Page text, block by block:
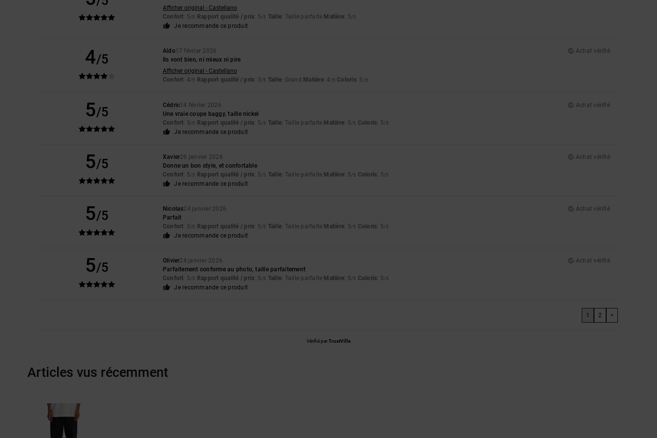
Afficher original - Castellano
Confort: 5/5 Rapport qualité / prix: 5/5 Taille: Taille parfaite Matière: 5/5
Je recommande ce produit
4/5
Aldo17 février 2026
Achat vérifié
Ils vont bien, ni mieux ni pire
Afficher original - Castellano
Confort: 4/5 Rapport qualité / prix: 3/5 Taille: Grand Matière: 4 /5 Coloris: 5 /5
5/5 Cédric14 février 2026
Achat vérifié
Une vraie coupe baggy, taille nickel
Confort: 5/5 Rapport qualité / prix: 5/5 Taille: Taille parfaite Matière: 5/5 Coloris: 5/5
Je recommande ce produit
5/5 Xavier26 janvier 2026
Achat vérifié
Donne un bon style, et confortable
Confort: 5/5 Rapport qualité / prix: 5/5 Taille: Taille parfaite Matière: 5/5 Coloris: 5/5
Je recommande ce produit
5/5 Nicolas24 janvier 2026
Achat vérifié
Parfait
Confort: 5/5 Rapport qualité / prix: 5/5 Taille: Taille parfaite Matière: 5/5 Coloris: 5/5
Je recommande ce produit
5/5 Olivier24 janvier 2026
Achat vérifié
Parfaitement conforme au photo, taille parfaitement
Confort: 5/5 Rapport qualité / prix: 5/5 Taille: Taille parfaite Matière: 5/5 Coloris: 5/5
Je recommande ce produit
1 2 >
Vérifié parTrustVille
Articles vus récemment